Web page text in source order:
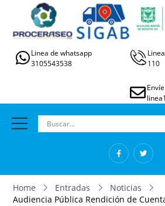
Linea de whatsapp
3105543538
110
Home Entradas
Noticias
Audiencia Pública Rendición de